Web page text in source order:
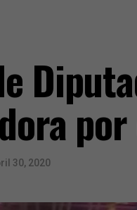
por
30, 2020